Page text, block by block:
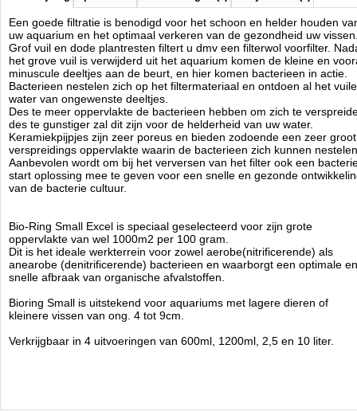
Een goede filtratie is benodigd voor het schoon en helder houden
uw aquarium en het optimaal verkeren van de gezondheid uw
Grof vuil en dode plantresten filtert u dmv een filterwol voorfilter.
het grove vuil is verwijderd uit het aquarium komen de kleine en
minuscule deeltjes aan de beurt, en hier komen bacterieen in actie.
Bacterieen nestelen zich op het filtermateriaal en ontdoen al het vuile
water van ongewenste deeltjes.
Des te meer oppervlakte de bacterieen hebben om zich te
des te gunstiger zal dit zijn voor de helderheid van uw water.
Keramiekpijpjes zijn zeer poreus en bieden zodoende een zeer groot
verspreidings oppervlakte waarin de bacterieen zich kunnen
Aanbevolen wordt om bij het verversen van het filter ook een
start oplossing mee te geven voor een snelle en gezonde
van de bacterie cultuur.
Bio-Ring Small Excel is speciaal geselecteerd voor zijn grote
oppervlakte van wel 1000m2 per 100 gram.
Dit is het ideale werkterrein voor zowel aerobe(nitrificerende) als
anearobe (denitrificerende) bacterieen en waarborgt een optimale en
snelle afbraak van organische afvalstoffen.
Bioring Small is uitstekend voor aquariums met lagere dieren of
kleinere vissen van ong. 4 tot 9cm.
Verkrijgbaar in 4 uitvoeringen van 600ml, 1200ml, 2,5 en 10 liter.